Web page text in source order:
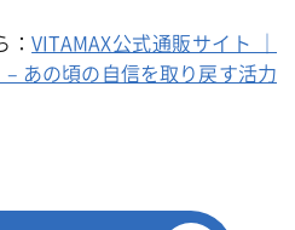
：VITAMAX公式通販サイト ｜
あの頃の自信を取り戻す活力